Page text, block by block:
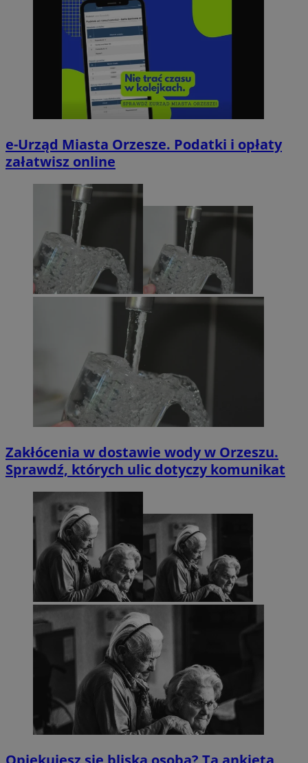
e-Urząd Miasta Orzesze. Podatki i opłaty
załatwisz online
Zakłócenia w dostawie wody w Orzeszu.
Sprawdź, których ulic dotyczy komunikat